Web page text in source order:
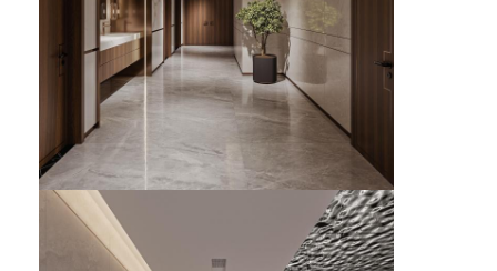
अपार्टमेंट फर्नीचर
वाणिज्यिक क्लब फर्नीचर
भोजन कक्ष का फर्नीचर
फर्नीचर फिक्स्चर
गद्दी लगा फर्नीचर